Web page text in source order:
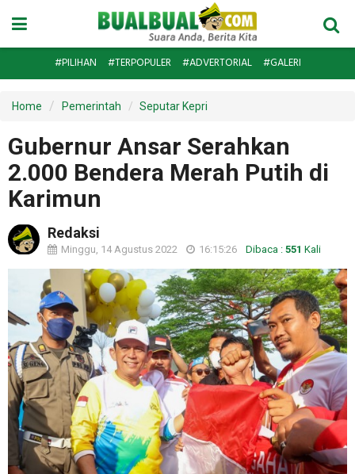
#PILIHAN #TERPOPULER #ADVERTORIAL #GALERI
Home Pemerintah Seputar Kepri
Gubernur Ansar Serahkan
2.000 Bendera Merah Putih di
Karimun
Redaksi
Minggu, 14 Agustus 2022 16:15:26 Dibaca : 551 Kali